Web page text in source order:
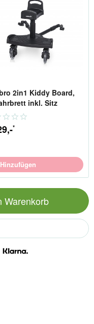
2in1 Kiddy Board,
inkl. Sitz
,-*
Hinzufügen
Warenkorb